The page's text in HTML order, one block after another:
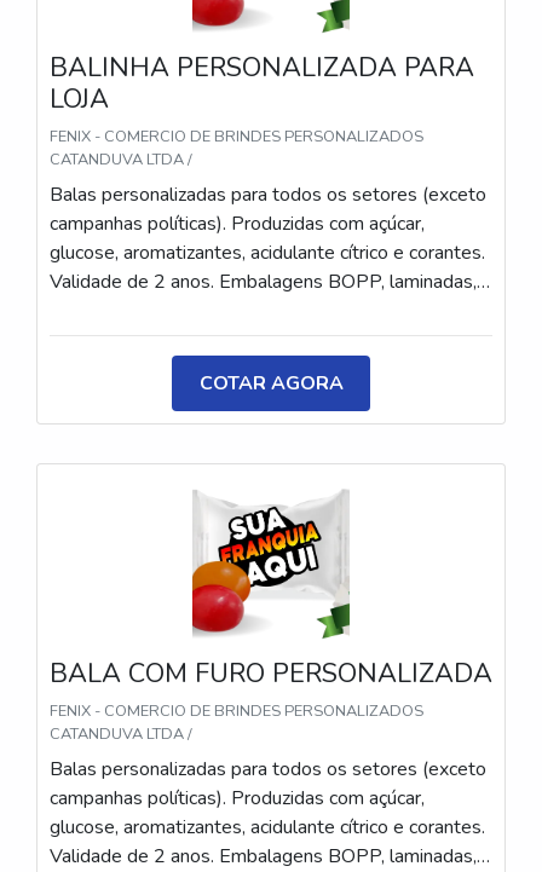
BALINHA PERSONALIZADA PARA
LOJA
FENIX - COMERCIO DE BRINDES PERSONALIZADOS
CATANDUVA LTDA /
Balas personalizadas para todos os setores (exceto
campanhas políticas). Produzidas com açúcar,
glucose, aromatizantes, acidulante cítrico e corantes.
Validade de 2 anos. Embalagens BOPP, laminadas,
ou P&B em alta qualidade, tinta atóxica. Medida: 5 ×
3,5 cm. Sabores variados (frutas, café, menta etc.) e
diferentes tipos (balas, gomas, chicletes, recheadas
e pastilhas). Produto sem glúten.
COTAR AGORA
BALA COM FURO PERSONALIZADA
FENIX - COMERCIO DE BRINDES PERSONALIZADOS
CATANDUVA LTDA /
Balas personalizadas para todos os setores (exceto
campanhas políticas). Produzidas com açúcar,
glucose, aromatizantes, acidulante cítrico e corantes.
Validade de 2 anos. Embalagens BOPP, laminadas,